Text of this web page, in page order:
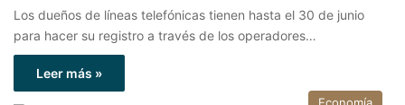
Los dueños de líneas telefónicas tienen hasta el 30 de junio
para hacer su registro a través de los operadores…
Leer más »